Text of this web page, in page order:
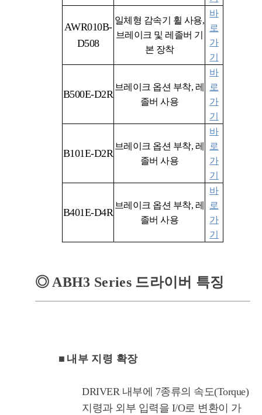
AWR010B-
D508
일체형 감속기 휠 사용,
브레이크 및 레졸버 기
본 장착
바
로
가
기
B500E-D2R
브레이크 옵션 부착, 레
졸버 사용
바
로
가
기
B101E-D2R
브레이크 옵션 부착, 레
졸버 사용
바
로
가
기
B401E-D4R
브레이크 옵션 부착, 레
졸버 사용
바
로
가
기
◎ ABH3 Series 드라이버 특징
■ 내부 지령 확장
DRIVER 내부에 7종류의 속도(Torque)
지령과 외부 입력을 I/O로 변환이 가